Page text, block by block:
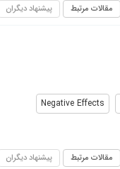
مقالات مرتبط پیشنهاد دیگران
Negative Effects
مقالات مرتبط پیشنهاد دیگران